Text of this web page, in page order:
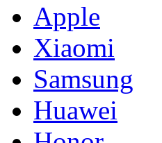
Apple
Xiaomi
Samsung
Huawei